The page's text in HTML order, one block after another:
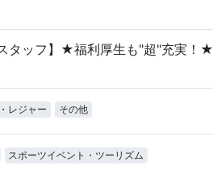
スタッフ】★福利厚生も"超"充実！★
レジャー その他
スポーツイベント・ツーリズム